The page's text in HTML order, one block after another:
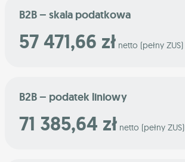
B2B – skala podatkowa
57 471,66 zł netto (pełny ZUS)
B2B – podatek liniowy
71 385,64 zł netto (pełny ZUS)